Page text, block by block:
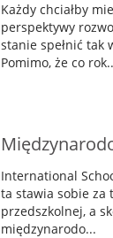
Każdy chciałby
perspektywy
stanie spełnić tak
Pomimo, że co
International
ta stawia sobie za
przedszkolnej, a
międzynarodo...